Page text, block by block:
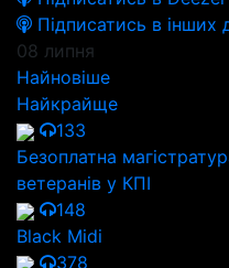
Підписатись в інших
08 липня
Найновіше
Найкрайще
133
Безоплатна
ветеранів у КПІ
148
Black Midi
378